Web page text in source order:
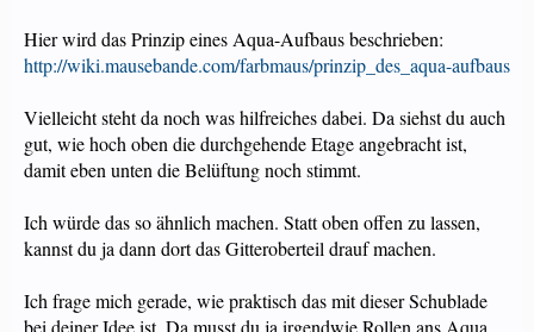
Hier wird das Prinzip eines Aqua-Aufbaus beschrieben:
http://wiki.mausebande.com/farbmaus/prinzip_des_aqua-aufbaus
Vielleicht steht da noch was hilfreiches dabei. Da siehst du auch
gut, wie hoch oben die durchgehende Etage angebracht ist,
damit eben unten die Belüftung noch stimmt.
Ich würde das so ähnlich machen. Statt oben offen zu lassen,
kannst du ja dann dort das Gitteroberteil drauf machen.
Ich frage mich gerade, wie praktisch das mit dieser Schublade
bei deiner Idee ist. Da musst du ja irgendwie Rollen ans Aqua